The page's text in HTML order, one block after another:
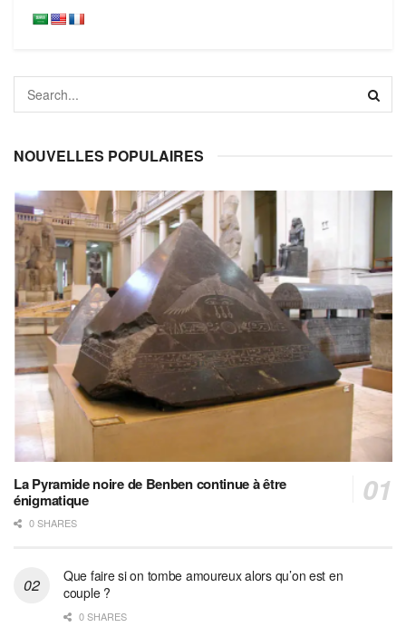
NOUVELLES POPULAIRES
La Pyramide noire de Benben continue à être
énigmatique
0 SHARES
Que faire si on tombe amoureux alors qu’on est en
couple ?
0 SHARES